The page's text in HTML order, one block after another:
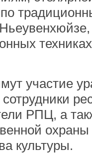
участие
РПЦ, а
охраны
культуры.